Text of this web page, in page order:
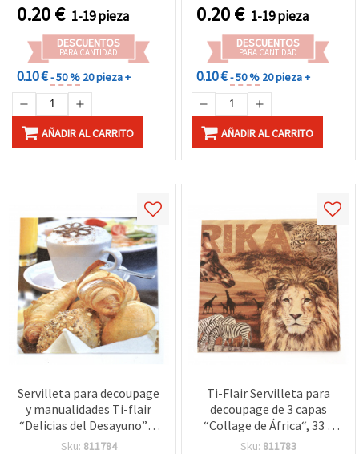
0.20€ 1-19 pieza
DESCUENTOS
PARA CANTIDAD
0.10 €- 50 % 20 pieza +
AÑADIR AL CARRITO
0.20€ 1-19 pieza
DESCUENTOS
PARA CANTIDAD
0.10 €- 50 % 20 pieza +
AÑADIR AL CARRITO
Servilleta para decoupage
y manualidades Ti-flair
“Delicias del Desayuno”, 3
capas, 33 x 33 cm, 1 unidad
Sku: 811784
Ti-Flair Servilleta para
decoupage de 3 capas
“Collage de África“, 33 x
33 cm - 1 unidad
Sku: 811783